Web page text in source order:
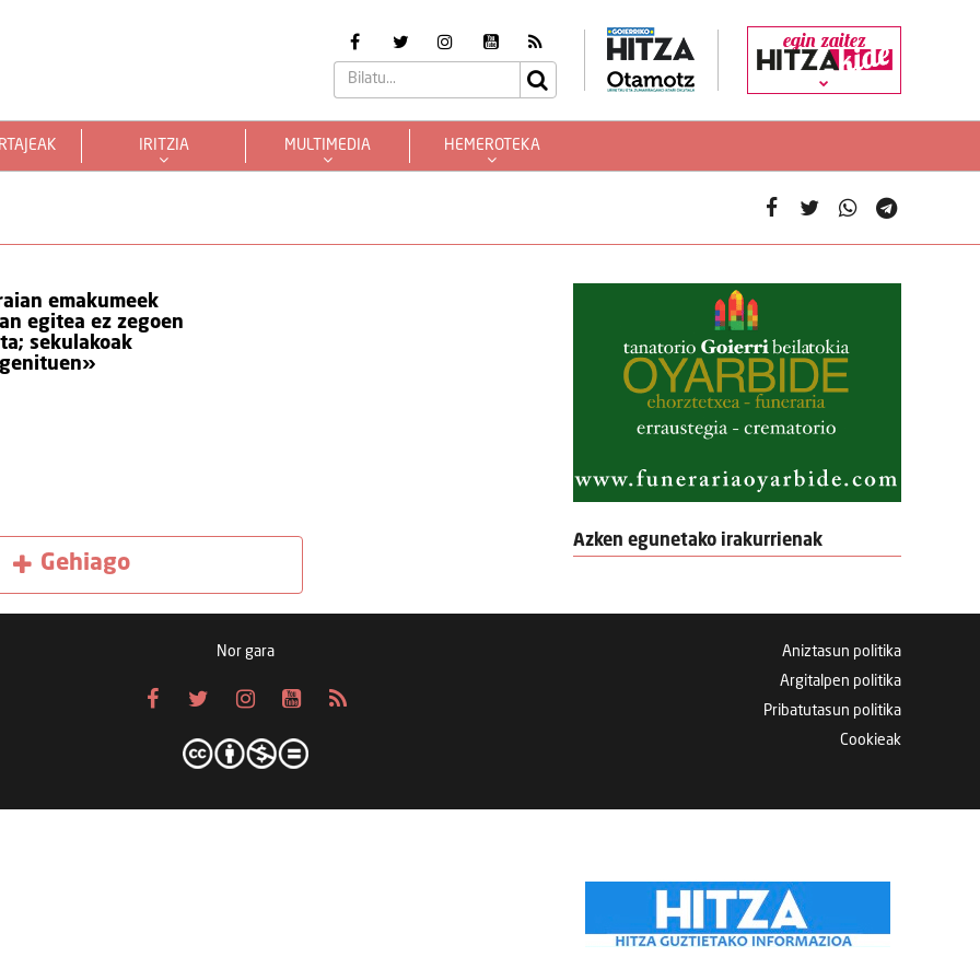
egin zaitez
IRITZIA MULTIMEDIA HEMEROTEKA
emakumeek
egitea ez zegoen
sekulakoak
Gehiago
Azken egunetako irakurrienak
Nor gara
Aniztasun politika
Argitalpen politika
Pribatutasun politika
Cookieak